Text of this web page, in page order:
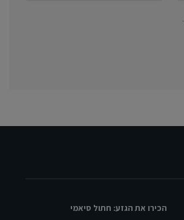
הכירו את הגזע: חתול סיאמי